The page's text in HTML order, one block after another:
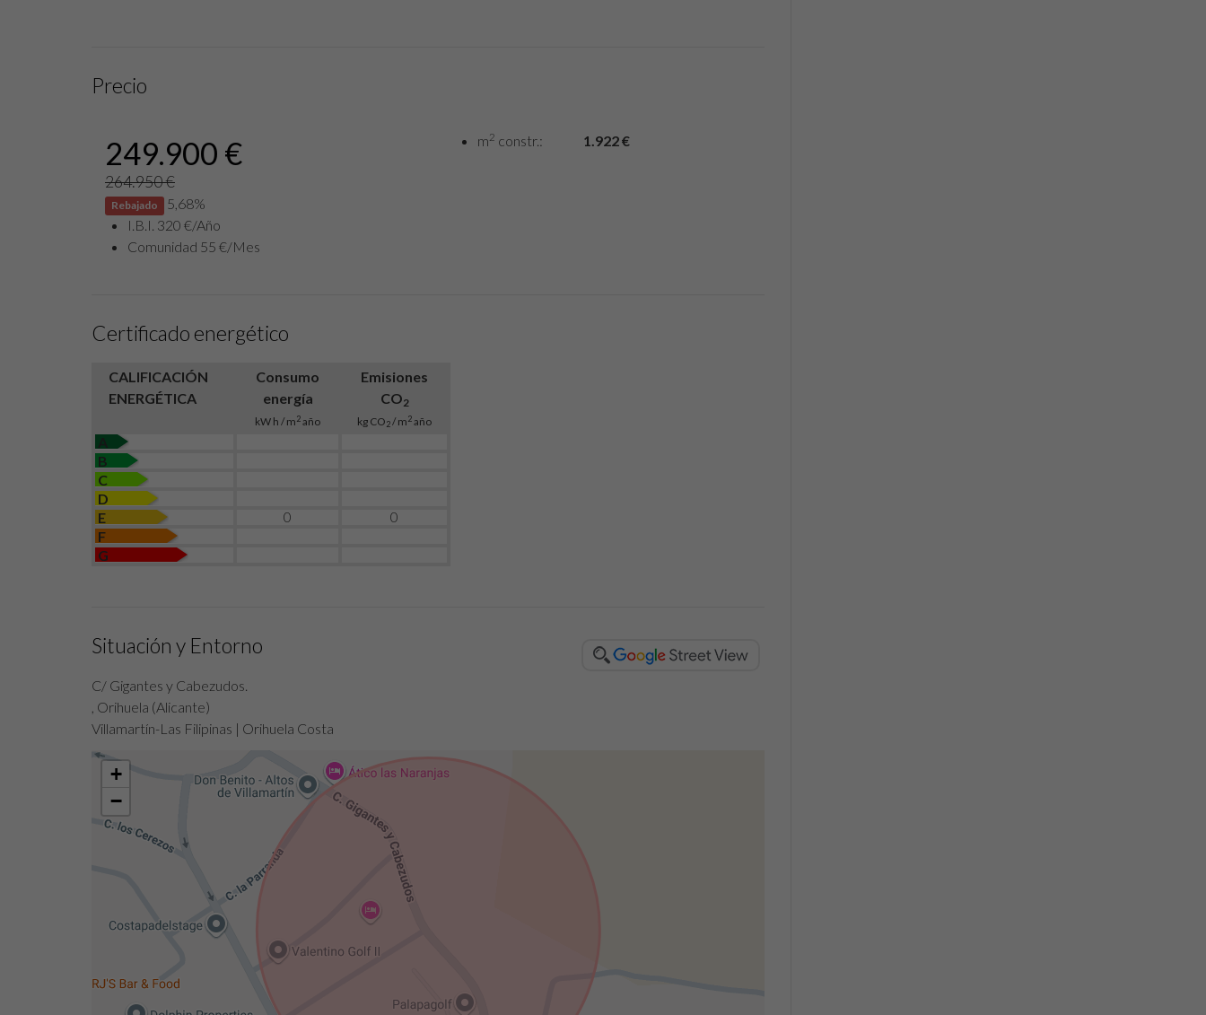
Precio
249.900 €
264.950 €
Rebajado 5,68%
m2 constr.: 1.922 €
I.B.I. 320 €/Año
Comunidad 55 €/Mes
Certificado energético
CALIFICACIÓN
ENERGÉTICA
Consumo
energía
kW h / m2año
Emisiones
CO2
kg CO2/ m2año
A
B
C
D
E
0
0
F
G
Situación y Entorno
C/ Gigantes y Cabezudos.
, Orihuela (Alicante)
Villamartín-Las Filipinas | Orihuela Costa
+
−